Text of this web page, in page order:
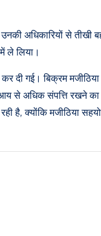
अधिकारियों से तीखी
ले लिया।
दी गई। बिक्रम
से अधिक संपत्ति रखने
है, क्योंकि मजीठिया